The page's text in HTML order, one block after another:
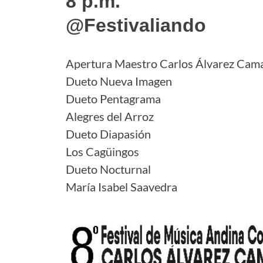
@Festivaliando
Apertura Maestro Carlos Álvarez
Dueto Nueva Imagen
Dueto Pentagrama
Alegres del Arroz
Dueto Diapasión
Los Cagüingos
Dueto Nocturnal
María Isabel Saavedra